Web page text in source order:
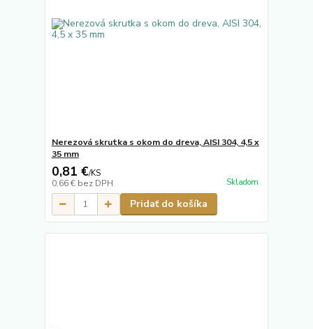
Nerezová skrutka s okom do dreva, AISI 304, 4,5 x
35 mm
0,81 €/KS
0,66 € bez DPH Skladom
Pridať do košíka